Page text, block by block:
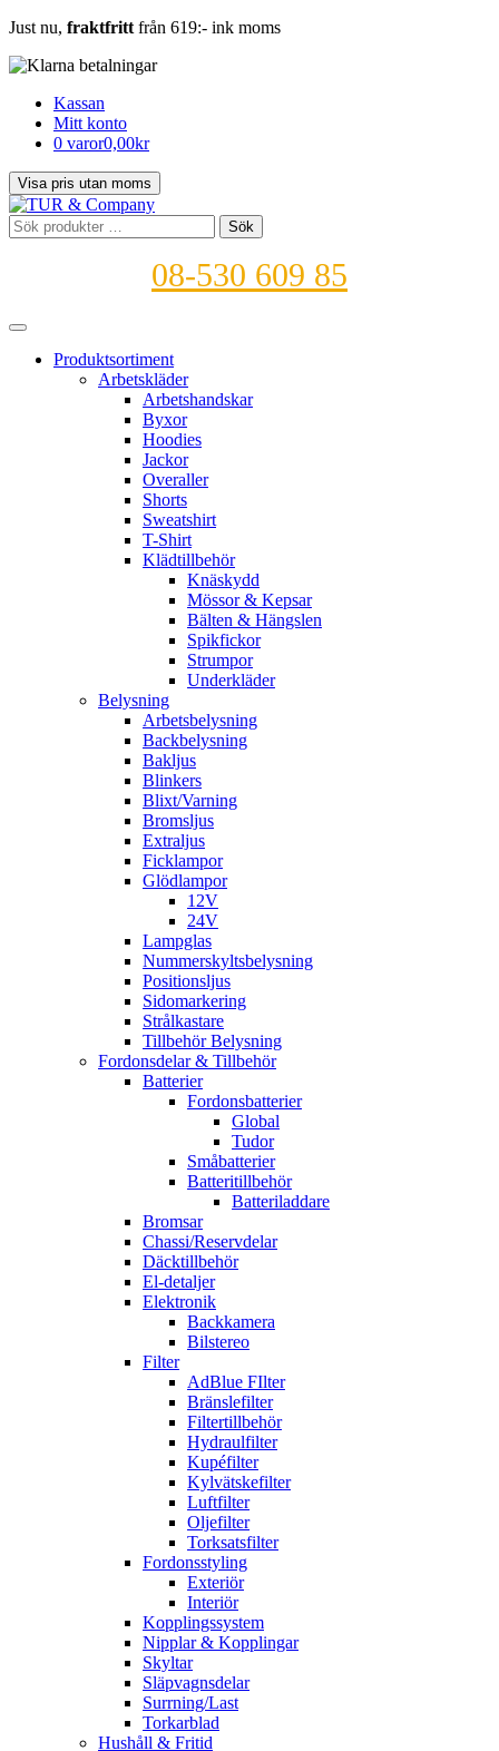
Just nu, fraktfritt från 619:- ink moms
Kassan
Mitt konto
0 varor0,00kr
Sök
efter:
Sök
08-530 609 85
Produktsortiment
Arbetskläder
Arbetshandskar
Byxor
Hoodies
Jackor
Overaller
Shorts
Sweatshirt
T-Shirt
Klädtillbehör
Knäskydd
Mössor & Kepsar
Bälten & Hängslen
Spikfickor
Strumpor
Underkläder
Belysning
Arbetsbelysning
Backbelysning
Bakljus
Blinkers
Blixt/Varning
Bromsljus
Extraljus
Ficklampor
Glödlampor
12V
24V
Lampglas
Nummerskyltsbelysning
Positionsljus
Sidomarkering
Strålkastare
Tillbehör Belysning
Fordonsdelar & Tillbehör
Batterier
Fordonsbatterier
Global
Tudor
Småbatterier
Batteritillbehör
Batteriladdare
Bromsar
Chassi/Reservdelar
Däcktillbehör
El-detaljer
Elektronik
Backkamera
Bilstereo
Filter
AdBlue FIlter
Bränslefilter
Filtertillbehör
Hydraulfilter
Kupéfilter
Kylvätskefilter
Luftfilter
Oljefilter
Torksatsfilter
Fordonsstyling
Exteriör
Interiör
Kopplingssystem
Nipplar & Kopplingar
Skyltar
Släpvagnsdelar
Surrning/Last
Torkarblad
Hushåll & Fritid